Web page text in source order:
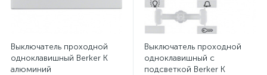
Выключатель проходной
одноклавишный Berker K
алюминий
Выключатель проходной
одноклавишный с
подсветкой Berker K